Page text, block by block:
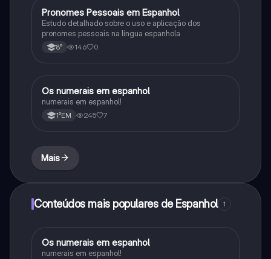
Espanhol
Pronomes Pessoais em Espanhol
Estudo detalhado sobre o uso e aplicação dos
pronomes pessoais na língua espanhola
8° 146 0
Espanhol
Os numerais em espanhol
numerais em espanhol!
1°EM 245 7
Mais
Conteúdos mais populares de Espanhol 1
Espanhol
Os numerais em espanhol
numerais em espanhol!